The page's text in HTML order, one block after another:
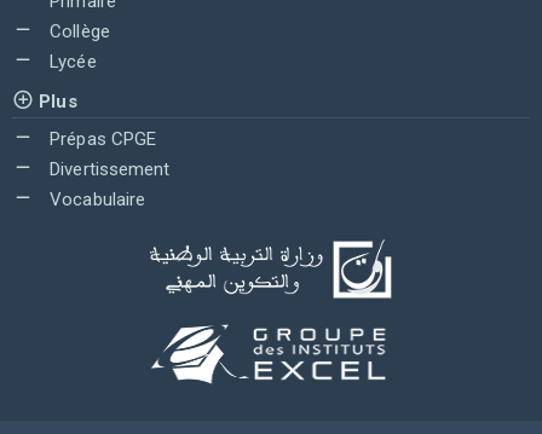
Collège
Lycée
Plus
Prépas CPGE
Divertissement
Vocabulaire